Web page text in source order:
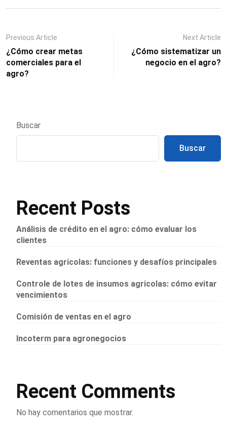
Previous Article
¿Cómo crear metas
comerciales para el
agro?
Next Article
¿Cómo sistematizar un
negocio en el agro?
Buscar
Buscar
Recent Posts
Análisis de crédito en el agro: cómo evaluar los
clientes
Reventas agrícolas: funciones y desafíos principales
Controle de lotes de insumos agricolas: cómo evitar
vencimientos
Comisión de ventas en el agro
Incoterm para agronegocios
Recent Comments
No hay comentarios que mostrar.